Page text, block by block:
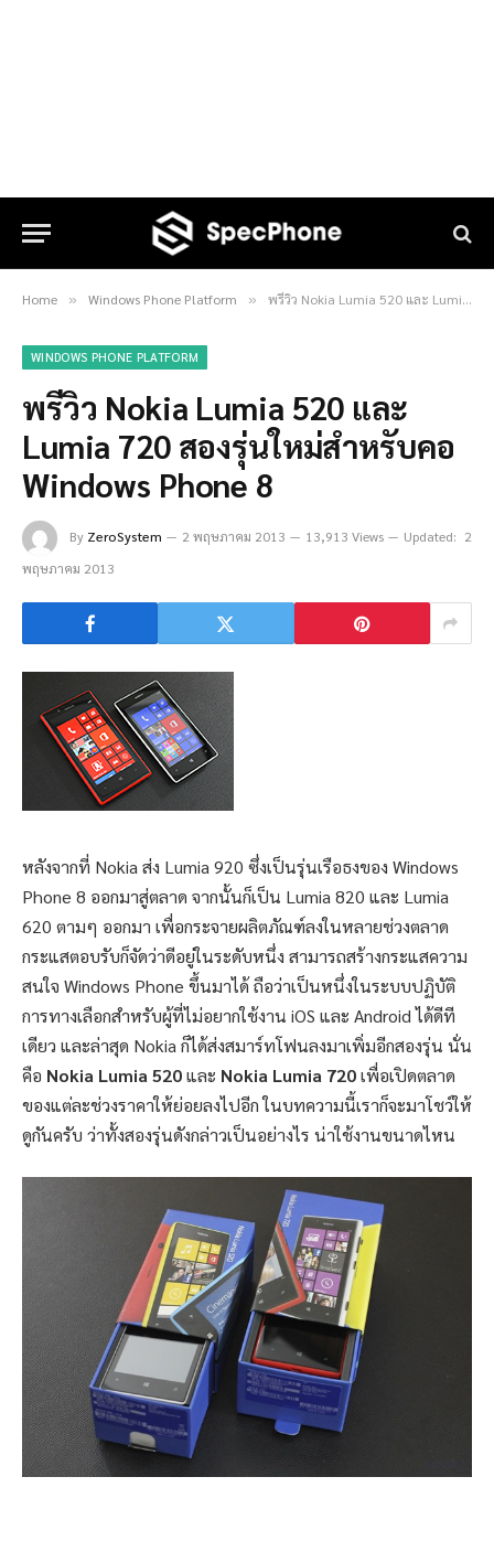
Home » Windows Phone Platform » พรีวิว Nokia Lumia 520 และ Lumia 720 สองรุ่นใหม่สำหรับคอ Windows Phone 8
WINDOWS PHONE PLATFORM
พรีวิว Nokia Lumia 520 และ
Lumia 720 สองรุ่นใหม่สำหรับคอ
Windows Phone 8
By ZeroSystem 2 พฤษภาคม 2013 13,913 Views Updated: 2
พฤษภาคม 2013
หลังจากที่ Nokia ส่ง Lumia 920 ซึ่งเป็นรุ่นเรือธงของ Windows
Phone 8 ออกมาสู่ตลาด จากนั้นก็เป็น Lumia 820 และ Lumia
620 ตามๆ ออกมา เพื่อกระจายผลิตภัณฑ์ลงในหลายช่วงตลาด
กระแสตอบรับก็จัดว่าดีอยู่ในระดับหนึ่ง สามารถสร้างกระแสความ
สนใจ Windows Phone ขึ้นมาได้ ถือว่าเป็นหนึ่งในระบบปฏิบัติ
การทางเลือกสำหรับผู้ที่ไม่อยากใช้งาน iOS และ Android ได้ดีที
เดียว และล่าสุด Nokia ก็ได้ส่งสมาร์ทโฟนลงมาเพิ่มอีกสองรุ่น นั่น
คือ Nokia Lumia 520และ Nokia Lumia 720เพื่อเปิดตลาด
ของแต่ละช่วงราคาให้ย่อยลงไปอีก ในบทความนี้เราก็จะมาโชว์ให้
ดูกันครับ ว่าทั้งสองรุ่นดังกล่าวเป็นอย่างไร น่าใช้งานขนาดไหน